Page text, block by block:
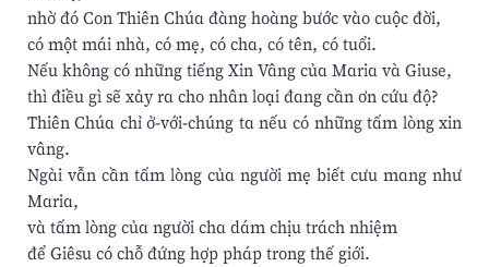
nhờ đó Con Thiên Chúa đàng hoàng bước vào cuộc đời,
có một mái nhà, có mẹ, có cha, có tên, có tuổi.
Nếu không có những tiếng Xin Vâng của Maria và Giuse,
thì điều gì sẽ xảy ra cho nhân loại đang cần ơn cứu độ?
Thiên Chúa chỉ ở-với-chúng ta nếu có những tấm lòng xin
vâng.
Ngài vẫn cần tấm lòng của người mẹ biết cưu mang như
Maria,
và tấm lòng của người cha dám chịu trách nhiệm
để Giêsu có chỗ đứng hợp pháp trong thế giới.